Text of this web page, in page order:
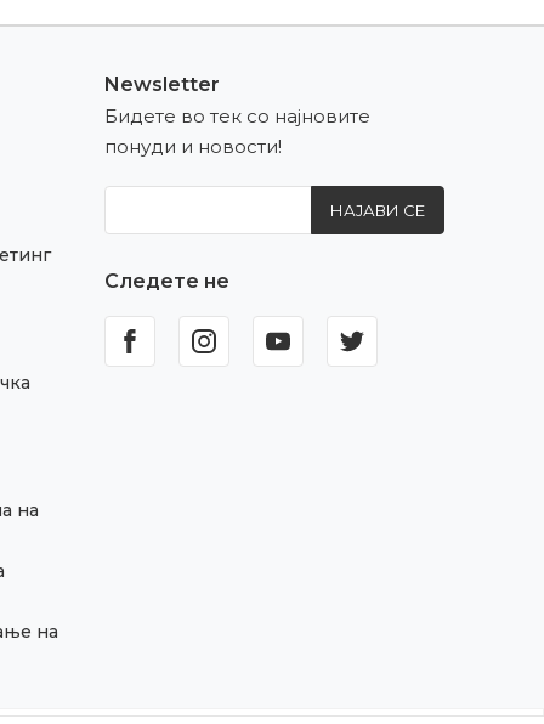
на
на
Newsletter
Бидете во тек со најновите
понуди и новости!
НАЈАВИ СЕ
Следете не